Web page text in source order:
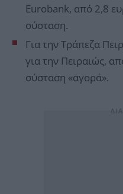
Eurobank, από 2,8
σύσταση.
Για την Τράπεζα
για την Πειραιώς,
σύσταση «αγορά».